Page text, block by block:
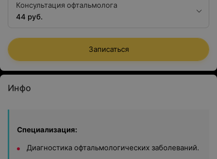
Консультация офтальмолога
44 руб.
Записаться
Инфо
Специализация:
Диагностика офтальмологических заболеваний.